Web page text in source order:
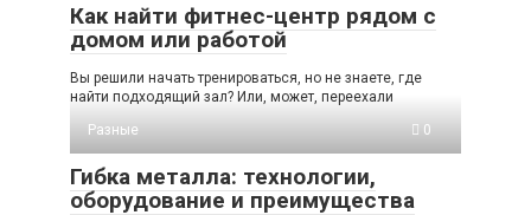
Как найти фитнес-центр рядом с
домом или работой
Вы решили начать тренироваться, но не знаете, где
найти подходящий зал? Или, может, переехали
Разные
0
Гибка металла: технологии,
оборудование и преимущества